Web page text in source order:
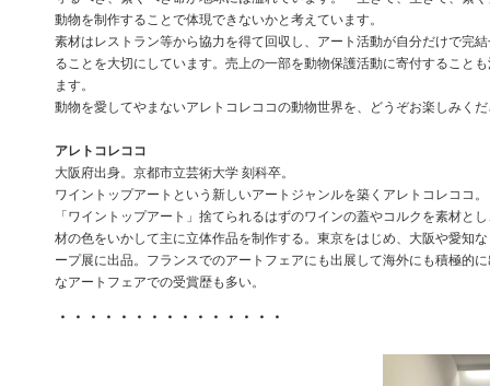
動物を制作することで体現できないかと考えています。
素材はレストラン等から協力を得て回収し、アート活動が自分だけで完
ることを大切にしています。売上の一部を動物保護活動に寄付すること
ます。
動物を愛してやまないアレトコレココの動物世界を、どうぞお楽しみく
アレトコレココ
大阪府出身。京都市立芸術大学 刻科卒。
ワイントップアートという新しいアートジャンルを築くアレトコレココ。
「ワイントップアート」捨てられるはずのワインの蓋やコルクを素材と
材の色をいかして主に立体作品を制作する。東京をはじめ、大阪や愛知
ープ展に出品。フランスでのアートフェアにも出展して海外にも積極的
なアートフェアでの受賞歴も多い。
・・・・・・・・・・・・・・・